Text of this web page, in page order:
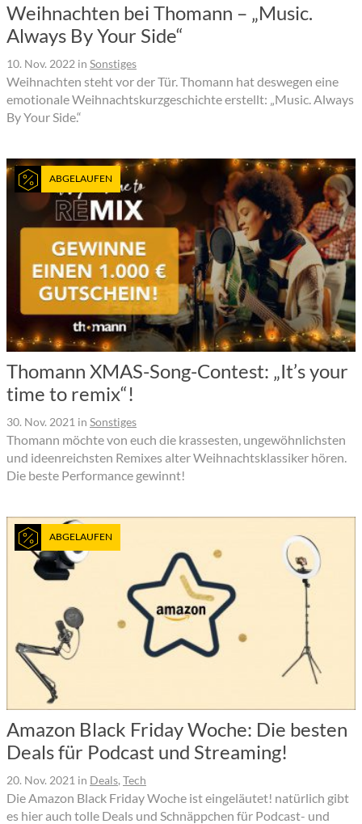
Weihnachten bei Thomann – „Music.
Always By Your Side“
10. Nov. 2022 in Sonstiges
Weihnachten steht vor der Tür. Thomann hat deswegen eine
emotionale Weihnachtskurzgeschichte erstellt: „Music. Always
By Your Side.“
ABGELAUFEN
Thomann XMAS-Song-Contest: „It’s your
time to remix“!
30. Nov. 2021 in Sonstiges
Thomann möchte von euch die krassesten, ungewöhnlichsten
und ideenreichsten Remixes alter Weihnachtsklassiker hören.
Die beste Performance gewinnt!
ABGELAUFEN
Amazon Black Friday Woche: Die besten
Deals für Podcast und Streaming!
20. Nov. 2021 in Deals, Tech
Die Amazon Black Friday Woche ist eingeläutet! natürlich gibt
es hier auch tolle Deals und Schnäppchen für Podcast- und